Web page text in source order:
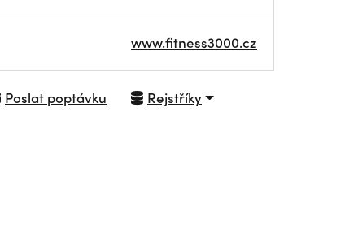
www.fitness3000.cz
Poslat poptávku Rejstříky
NAVIGOVAT